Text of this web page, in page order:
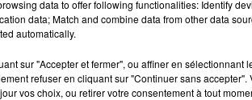
data to offer following functionalities: Identify
data; Match and combine data from other data
automatically.
sur "Accepter et fermer", ou affiner en sélectionnant
refuser en cliquant sur "Continuer sans
vos choix, ou retirer votre consentement à tout